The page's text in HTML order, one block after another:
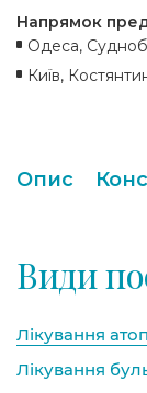
Напрямок
Одеса,
Київ,
Опис
Види
Лікування
Лікування